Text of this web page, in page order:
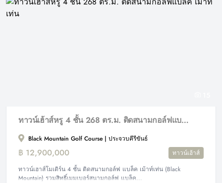
ทาวน์เฮ้าส์หรู 4 ชั้น 268 ตร.ม. ติดสนามกอล์ฟแบล็ค เม้าท์เท่น
Black Mountain Golf Course | ประจวบคีรีขันธ์
฿ 12,900,000
ทาวน์เฮ้าส์
ทาวน์เฮาส์โมเดิร์น 4 ชั้น ติดสนามกอล์ฟ แบล็ค เม้าท์เท่น (Black
Mountain) รวมสิทธิ์เมมเบอร์สนามกอล์ฟ แบล็ค...